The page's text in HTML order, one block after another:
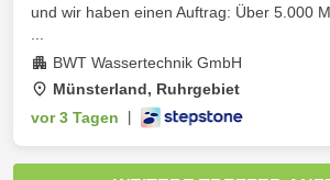
und wir haben einen Auftrag: Über 5.000
BWT Wassertechnik GmbH
Münsterland, Ruhrgebiet
vor 3 Tagen